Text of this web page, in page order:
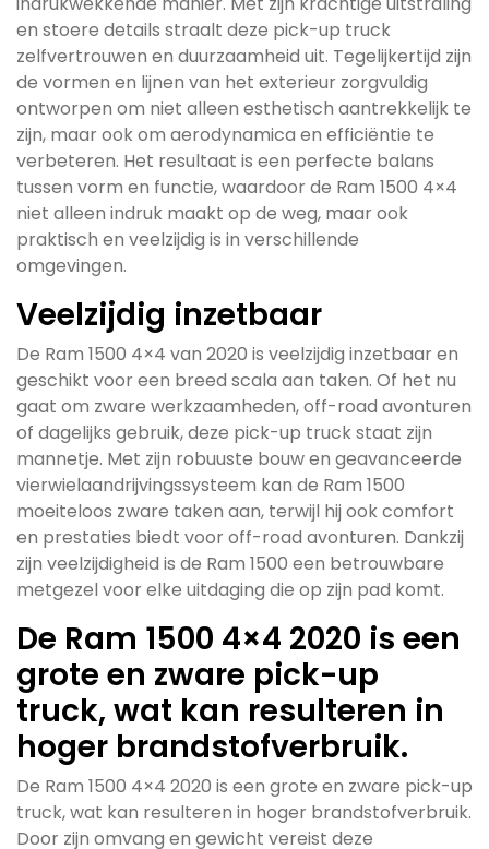
en stoere details straalt deze pick-up truck
zelfvertrouwen en duurzaamheid uit. Tegelijkertijd zijn
de vormen en lijnen van het exterieur zorgvuldig
ontworpen om niet alleen esthetisch aantrekkelijk te
zijn, maar ook om aerodynamica en efficiëntie te
verbeteren. Het resultaat is een perfecte balans
tussen vorm en functie, waardoor de Ram 1500 4×4
niet alleen indruk maakt op de weg, maar ook
praktisch en veelzijdig is in verschillende
omgevingen.
Veelzijdig inzetbaar
De Ram 1500 4×4 van 2020 is veelzijdig inzetbaar en
geschikt voor een breed scala aan taken. Of het nu
gaat om zware werkzaamheden, off-road avonturen
of dagelijks gebruik, deze pick-up truck staat zijn
mannetje. Met zijn robuuste bouw en geavanceerde
vierwielaandrijvingssysteem kan de Ram 1500
moeiteloos zware taken aan, terwijl hij ook comfort
en prestaties biedt voor off-road avonturen. Dankzij
zijn veelzijdigheid is de Ram 1500 een betrouwbare
metgezel voor elke uitdaging die op zijn pad komt.
De Ram 1500 4×4 2020 is een
grote en zware pick-up
truck, wat kan resulteren in
hoger brandstofverbruik.
De Ram 1500 4×4 2020 is een grote en zware pick-up
truck, wat kan resulteren in hoger brandstofverbruik.
Door zijn omvang en gewicht vereist deze